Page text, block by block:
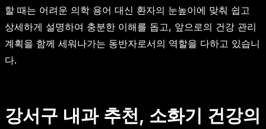
할 때는 어려운 의학 용어 대신 환자의 눈높이에 맞춰 쉽고
상세하게 설명하여 충분한 이해를 돕고, 앞으로의 건강 관리
계획을 함께 세워나가는 동반자로서의 역할을 다하고 있습니
다.
강서구 내과 추천, 소화기 건강의